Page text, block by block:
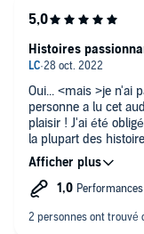
Oui... <mais >je n'ai
personne a lu cet
plaisir ! J'ai été
la plupart des
Extrêmement
pour moi !
Histoires